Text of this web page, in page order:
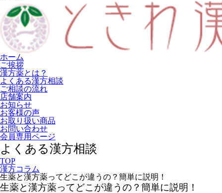
ホーム
ご挨拶
漢方薬とは？
よくある漢方相談
ご相談の流れ
店舗案内
お知らせ
お客様の声
お取り扱い商品
お問い合わせ
会員専用ページ
よくある漢方相談
TOP
漢方コラム
生薬と漢方薬ってどこが違うの？簡単に説明！
生薬と漢方薬ってどこが違うの？簡単に説明！